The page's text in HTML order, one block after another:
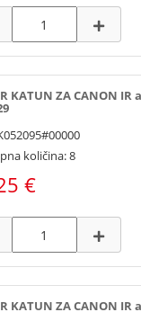
KATUN ZA CANON IR
količina: 8
€
KATUN ZA CANON IR